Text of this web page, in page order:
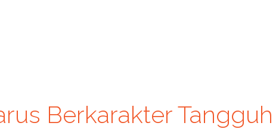
Berkarakter Tangguh